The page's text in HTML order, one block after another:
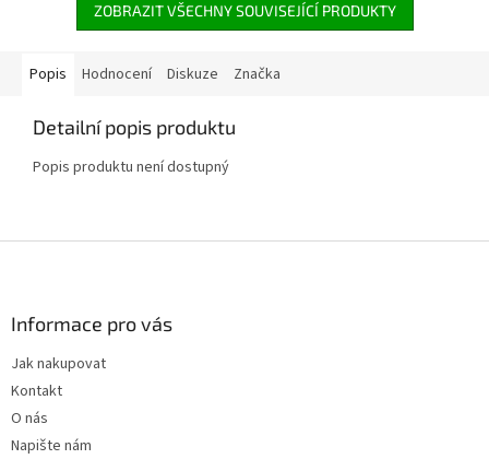
ZOBRAZIT VŠECHNY SOUVISEJÍCÍ PRODUKTY
Popis Hodnocení Diskuze Značka
Detailní popis produktu
Popis produktu není dostupný
Informace pro vás
Jak nakupovat
Kontakt
O nás
Napište nám